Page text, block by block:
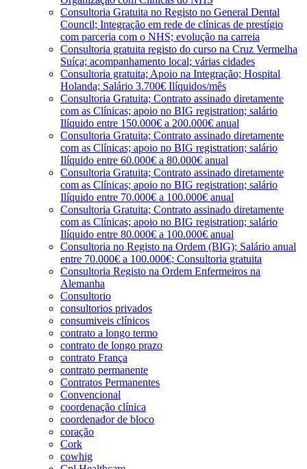
Consultoria Gratuita no Registo no General Dental
Council; Integração em rede de clínicas de prestígio
com parceria com o NHS; evolução na carreia
Consultoria gratuita registo do curso na Cruz Vermelha
Suíça; acompanhamento local; várias cidades
Consultoria gratuita; Apoio na Integração; Hospital
Holanda; Salário 3.700€ Ilíquidos/mês
Consultoria Gratuita; Contrato assinado diretamente
com as Clínicas; apoio no BIG registration; salário
Ilíquido entre 150.000€ a 200.000€ anual
Consultoria Gratuita; Contrato assinado diretamente
com as Clínicas; apoio no BIG registration; salário
Ilíquido entre 60.000€ a 80.000€ anual
Consultoria Gratuita; Contrato assinado diretamente
com as Clínicas; apoio no BIG registration; salário
Ilíquido entre 70.000€ a 100.000€ anual
Consultoria Gratuita; Contrato assinado diretamente
com as Clínicas; apoio no BIG registration; salário
Ilíquido entre 80.000€ a 100.000€ anual
Consultoria no Registo na Ordem (BIG); Salário anual
entre 70.000€ a 100.000€; Consultoria gratuita
Consultoria Registo na Ordem Enfermeiros na
Alemanha
Consultorio
consultorios privados
consumiveis clínicos
contrato a longo termo
contrato de longo prazo
contrato França
contrato permanente
Contratos Permanentes
Convencional
coordenação clínica
coordenador de bloco
coração
Cork
cowhig